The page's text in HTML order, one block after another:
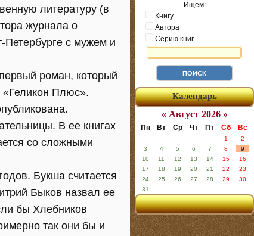
литературу (в
журнала о
Петербурге с мужем и
роман, который
«Геликон Плюс».
В ее книгах
со сложными
Букша считается
Быков назвал ее
бы Хлебников
так они бы и
Ищем:
Книгу
Автора
Серию книг
Календарь
« Август 2026 »
Пн Вт Ср Чт Пт Сб Вс
1
2
3
4 5 6 7 8
9
10
11 12 13 14 15
16
17
18 19 20 21 22
23
24
25 26 27 28 29
30
31